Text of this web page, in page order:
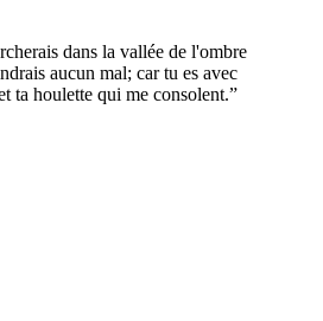
dans la vallée de l'ombre
aucun mal; car tu es avec
ta houlette qui me consolent.”